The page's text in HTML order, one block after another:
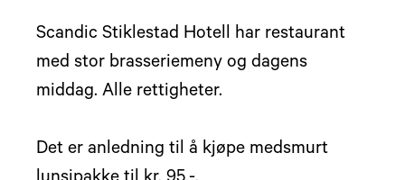
Scandic Stiklestad Hotell har restaurant
med stor brasseriemeny og dagens
middag. Alle rettigheter.
Det er anledning til å kjøpe medsmurt